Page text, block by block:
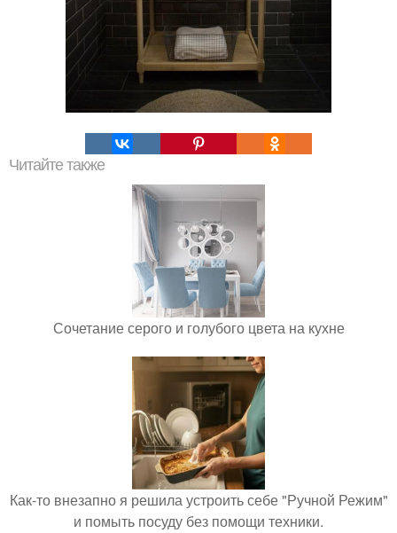
Читайте также
Сочетание серого и голубого цвета на кухне
Как-то внезапно я решила устроить себе "Ручной Режим"
и помыть посуду без помощи техники.